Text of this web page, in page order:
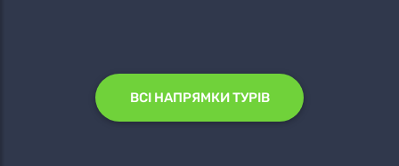
ВСІ НАПРЯМКИ ТУРІВ